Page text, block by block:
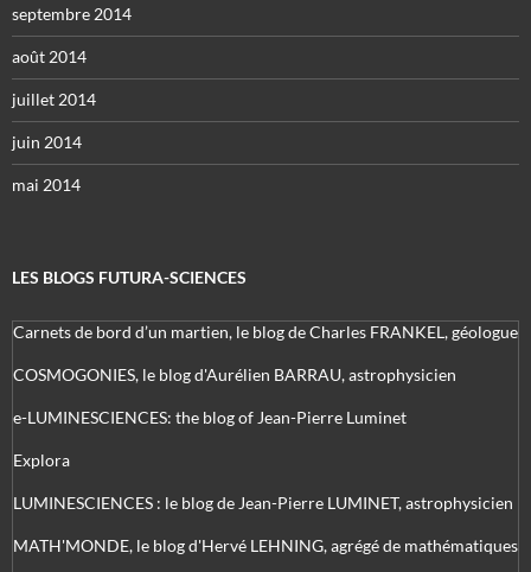
septembre 2014
août 2014
juillet 2014
juin 2014
mai 2014
LES BLOGS FUTURA-SCIENCES
Carnets de bord d’un martien, le blog de Charles FRANKEL, géologue
COSMOGONIES, le blog d'Aurélien BARRAU, astrophysicien
e-LUMINESCIENCES: the blog of Jean-Pierre Luminet
Explora
LUMINESCIENCES : le blog de Jean-Pierre LUMINET, astrophysicien
MATH'MONDE, le blog d'Hervé LEHNING, agrégé de mathématiques